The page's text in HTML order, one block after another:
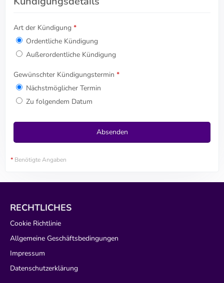
Art der Kündigung *
Ordentliche Kündigung
Außerordentliche Kündigung
Gewünschter Kündigungstermin *
Nächstmöglicher Termin
Zu folgendem Datum
* Benötigte Angaben
RECHTLICHES
Cookie Richtlinie
Allgemeine Geschäftsbedingungen
Impressum
Datenschutzerklärung